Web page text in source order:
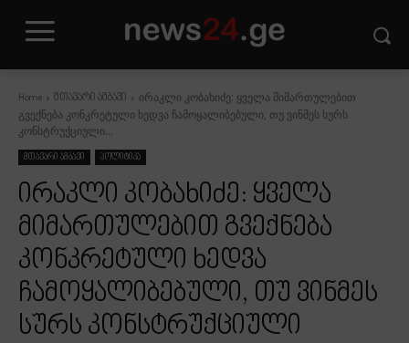
Home მთავარი ამბავი
ირაკლი კობახიძე: ყველა მიმართულებით
გვექნება კონკრეტული ხედვა ჩამოყალიბებული, თუ ვინმეს სურს
კონსტრუქციული...
მთავარი ამბავი პოლიტიკა
ირაკლი კობახიძე: ყველა
მიმართულებით გვექნება
კონკრეტული ხედვა
ჩამოყალიბებული, თუ ვინმეს
სურს კონსტრუქციული